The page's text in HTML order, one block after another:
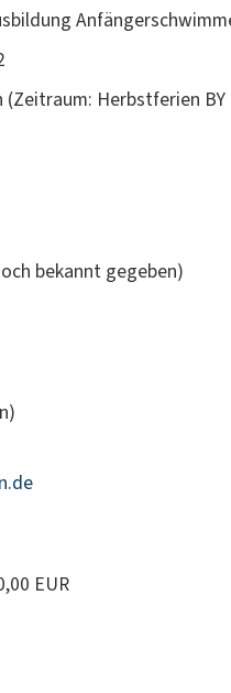
Herbstferien BY
bekannt gegeben)
EUR